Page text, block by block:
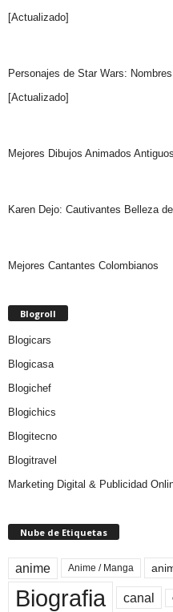
[Actualizado]
Personajes de Star Wars:
[Actualizado]
Mejores Dibujos Animados Antiguos
Karen Dejo: Cautivantes Belleza
Mejores Cantantes Colombianos
Blogroll
Blogicars
Blogicasa
Blogichef
Blogichics
Blogitecno
Blogitravel
Marketing Digital & Publicidad
Nube de Etiquetas
anime Anime / Manga
Biografia canal